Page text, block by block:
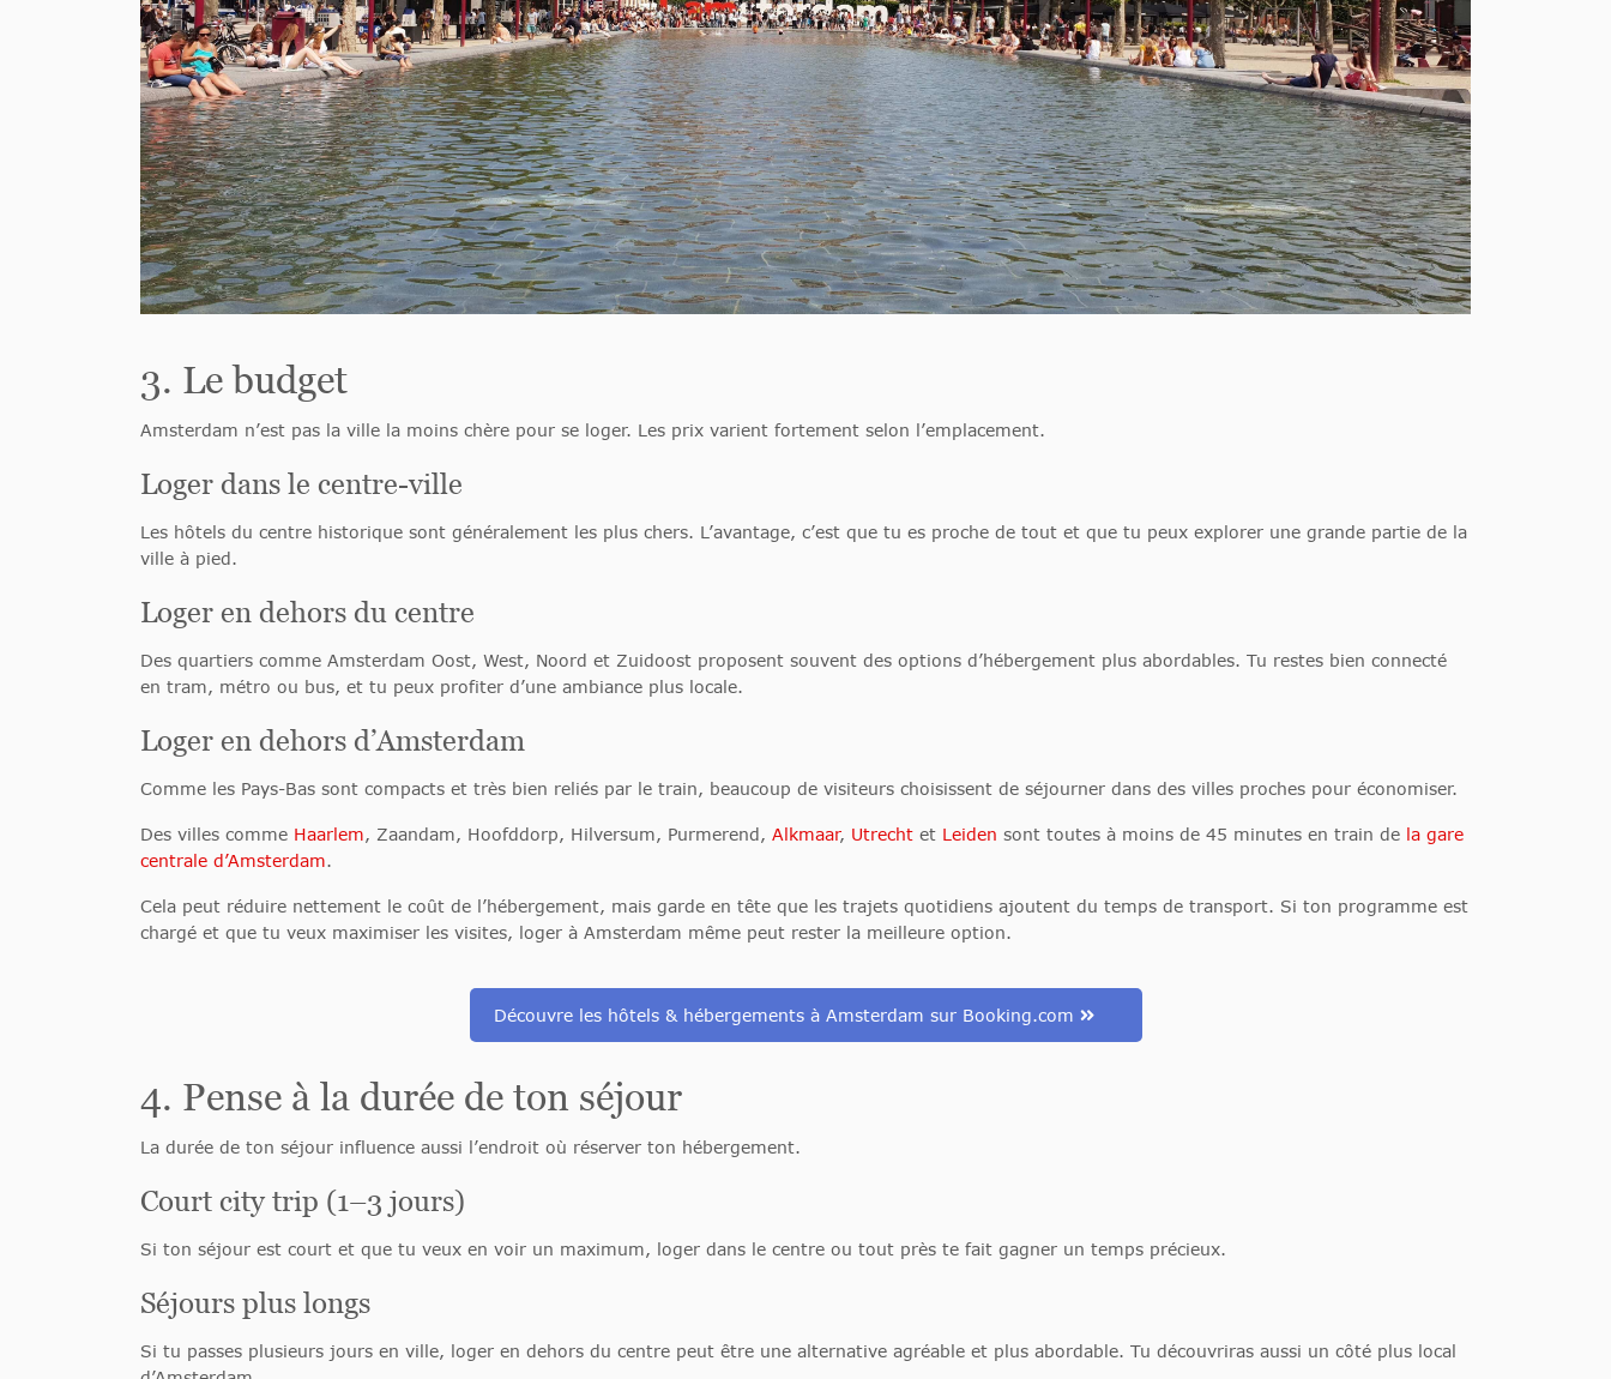
3. Le budget
Amsterdam n’est pas la ville la moins chère pour se loger. Les prix varient fortement selon l’emplacement.
Loger dans le centre-ville
Les hôtels du centre historique sont généralement les plus chers. L’avantage, c’est que tu es proche de tout et que tu peux explorer une grande partie de la
ville à pied.
Loger en dehors du centre
Des quartiers comme Amsterdam Oost, West, Noord et Zuidoost proposent souvent des options d’hébergement plus abordables. Tu restes bien connecté
en tram, métro ou bus, et tu peux profiter d’une ambiance plus locale.
Loger en dehors d’Amsterdam
Comme les Pays-Bas sont compacts et très bien reliés par le train, beaucoup de visiteurs choisissent de séjourner dans des villes proches pour économiser.
Des villes comme Haarlem, Zaandam, Hoofddorp, Hilversum, Purmerend, Alkmaar, Utrecht et Leiden sont toutes à moins de 45 minutes en train de la gare
centrale d’Amsterdam.
Cela peut réduire nettement le coût de l’hébergement, mais garde en tête que les trajets quotidiens ajoutent du temps de transport. Si ton programme est
chargé et que tu veux maximiser les visites, loger à Amsterdam même peut rester la meilleure option.
Découvre les hôtels & hébergements à Amsterdam sur Booking.com
4. Pense à la durée de ton séjour
La durée de ton séjour influence aussi l’endroit où réserver ton hébergement.
Court city trip (1–3 jours)
Si ton séjour est court et que tu veux en voir un maximum, loger dans le centre ou tout près te fait gagner un temps précieux.
Séjours plus longs
Si tu passes plusieurs jours en ville, loger en dehors du centre peut être une alternative agréable et plus abordable. Tu découvriras aussi un côté plus local